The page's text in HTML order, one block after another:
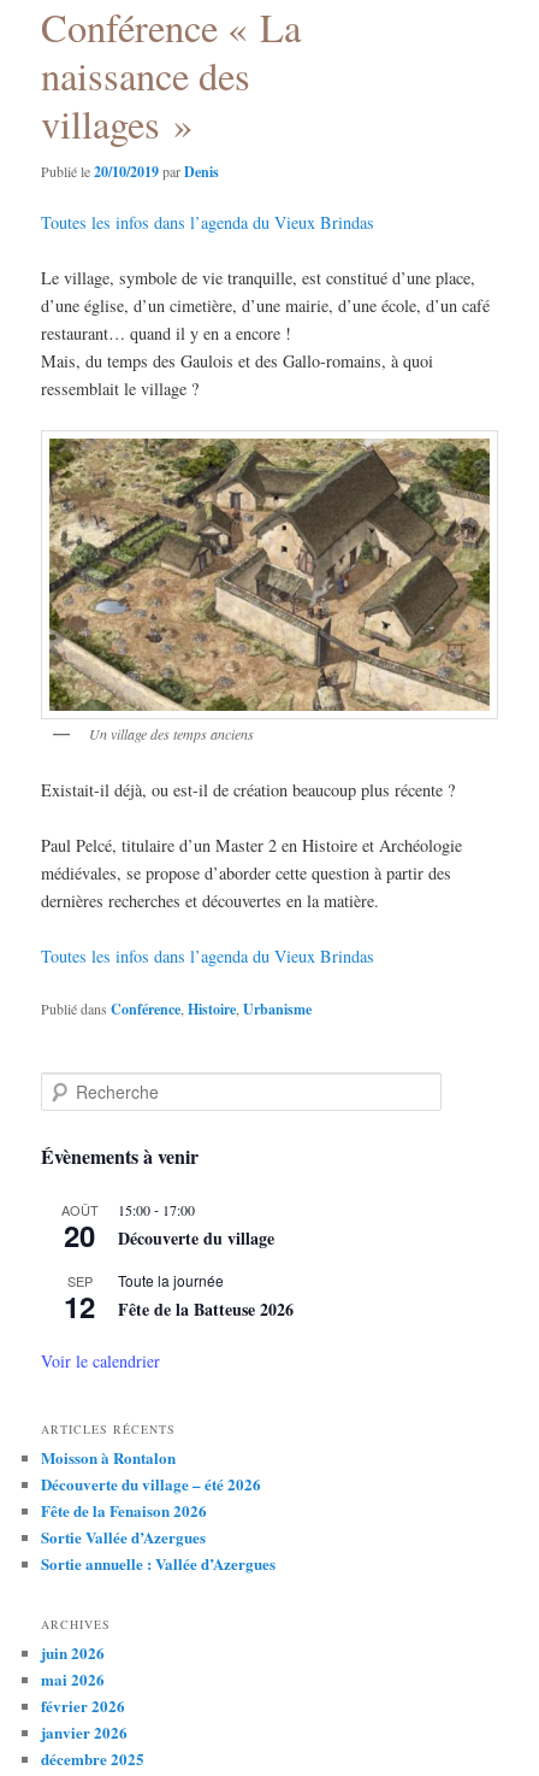
Conférence « La
naissance des
villages »
Publié le20/10/2019parDenis
Toutes les infos dans l’agenda du Vieux Brindas
Le village, symbole de vie tranquille, est constitué d’une place,
d’une église, d’un cimetière, d’une mairie, d’une école, d’un café
restaurant… quand il y en a encore !
Mais, du temps des Gaulois et des Gallo-romains, à quoi
ressemblait le village ?
Un village des temps anciens
Existait-il déjà, ou est-il de création beaucoup plus récente ?
Paul Pelcé, titulaire d’un Master 2 en Histoire et Archéologie
médiévales, se propose d’aborder cette question à partir des
dernières recherches et découvertes en la matière.
Toutes les infos dans l’agenda du Vieux Brindas
Publié dans Conférence,Histoire,Urbanisme
e
h
Évènements à venir
AOÛT
20
15:00- 17:00
Découverte du village
SEP
12
Toute la journée
Fête de la Batteuse 2026
Voir le calendrier
ARTICLES RÉCENTS
Moisson à Rontalon
Découverte du village – été 2026
Fête de la Fenaison 2026
Sortie Vallée d’Azergues
Sortie annuelle : Vallée d’Azergues
ARCHIVES
juin 2026
mai 2026
février 2026
janvier 2026
décembre 2025